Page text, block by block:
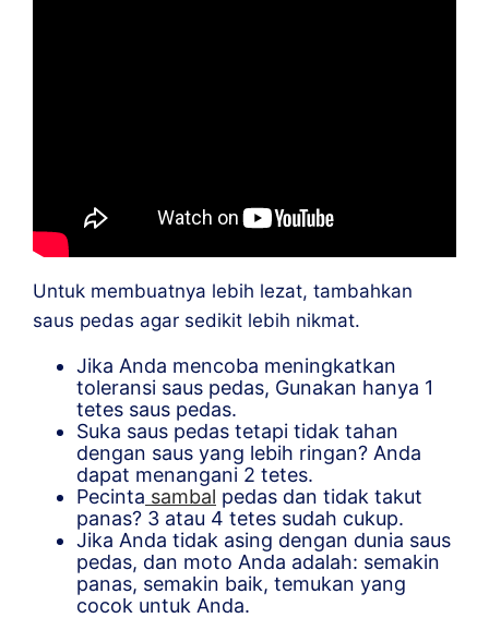
Untuk membuatnya lebih lezat, tambahkan
saus pedas agar sedikit lebih nikmat.
Jika Anda mencoba meningkatkan
toleransi saus pedas, Gunakan hanya 1
tetes saus pedas.
Suka saus pedas tetapi tidak tahan
dengan saus yang lebih ringan? Anda
dapat menangani 2 tetes.
Pecinta sambal pedas dan tidak takut
panas? 3 atau 4 tetes sudah cukup.
Jika Anda tidak asing dengan dunia saus
pedas, dan moto Anda adalah: semakin
panas, semakin baik, temukan yang
cocok untuk Anda.